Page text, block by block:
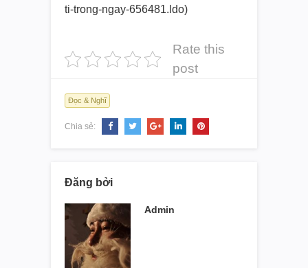
ti-trong-ngay-656481. ldo)
Rate this
post
Đọc & Nghĩ
Chia sẻ:
Đăng bởi
Admin